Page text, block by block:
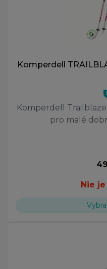
Komperdell
Komperdell
pro malé
Nie